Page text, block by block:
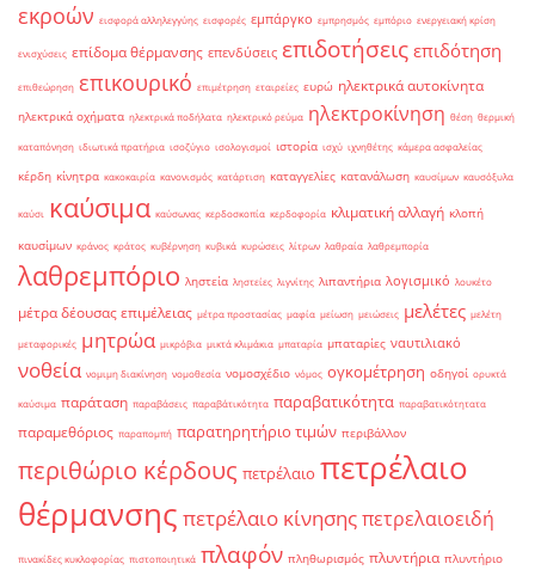
εκροών εισφορά αλληλεγγύης εισφορές εμπάργκο εμπρησμός εμπόριο ενεργειακή κρίση
ενισχύσεις επίδομα θέρμανσης επενδύσεις επιδοτήσεις επιδότηση
επιθεώρηση επικουρικό επιμέτρηση εταιρείες ευρώ ηλεκτρικά αυτοκίνητα
ηλεκτρικά οχήματα ηλεκτρικά ποδήλατα ηλεκτρικό ρεύμα ηλεκτροκίνηση θέση θερμική
καταπόνηση ιδιωτικά πρατήρια ισοζύγιο ισολογισμοί ιστορία ισχύ ιχνηθέτης κάμερα ασφαλείας
κέρδη κίνητρα κακοκαιρία κανονισμός κατάρτιση καταγγελίες κατανάλωση καυσίμων καυσόξυλα
καύσι καύσιμα καύσωνας κερδοσκοπία κερδοφορία κλιματική αλλαγή κλοπή
καυσίμων κράνος κράτος κυβέρνηση κυβικά κυρώσεις λίτρων λαθραία λαθρεμπορία
λαθρεμπόριο ληστεία ληστείες λιγνίτης λιπαντήρια λογισμικό λουκέτο
μέτρα δέουσας επιμέλειας μέτρα προστασίας μαφία μείωση μειώσεις μελέτες μελέτη
μεταφορικές μητρώα μικρόβια μικτά κλιμάκια μπαταρία μπαταρίες ναυτιλιακό
νοθεία νομιμη διακίνηση νομοθεσία νομοσχέδιο νόμος ογκομέτρηση οδηγοί ορυκτά
καύσιμα παράταση παραβάσεις παραβάτικότητα παραβατικότητα παραβατικότητατα
παραμεθόριος παραπομπή παρατηρητήριο τιμών περιβάλλον
περιθώριο κέρδους πετρέλαιο πετρέλαιο
θέρμανσης πετρέλαιο κίνησηςπετρελαιοειδή
πινακίδες κυκλοφορίας πιστοποιητικά πλαφόν πληθωρισμός πλυντήρια πλυντήριο